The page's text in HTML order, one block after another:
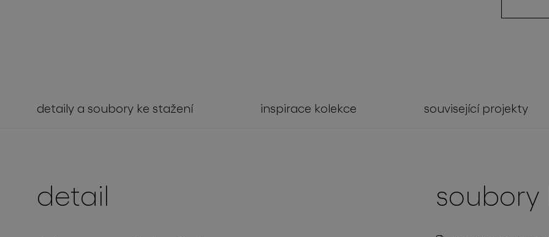
detaily a soubory ke stažení inspirace kolekce související projekty
detail soubory